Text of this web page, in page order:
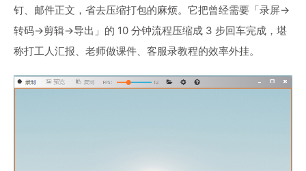
钉、邮件正文，省去压缩打包的麻烦。它把曾经需要「录屏→
转码→剪辑→导出」的 10 分钟流程压缩成 3 步回车完成，堪
称打工人汇报、老师做课件、客服录教程的效率外挂。